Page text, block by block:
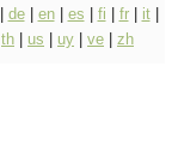
de| en| es fi fr| it|
th us uy ve zh